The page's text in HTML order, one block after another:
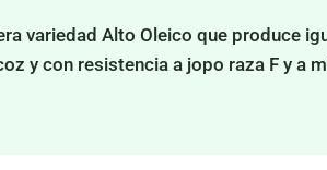
variedad Alto Oleico que produce
y con resistencia a jopo raza F y a